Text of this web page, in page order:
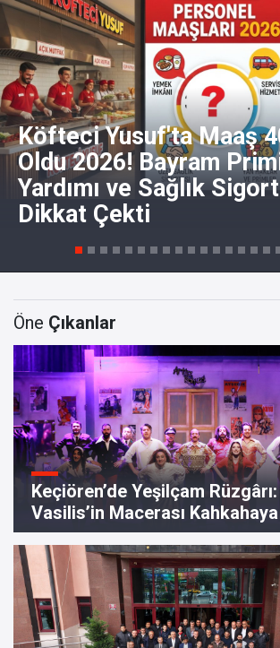
Köfteci Yusuf'ta Maaş
Oldu 2026! Bayram
Yardımı ve Sağlık
Dikkat Çekti
Öne Çıkanlar
Keçiören’de Yeşilçam
Vasilis’in Macerası